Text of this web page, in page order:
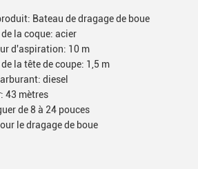
Bateau de dragage de boue
la coque: acier
d'aspiration: 10 m
la tête de coupe: 1,5 m
diesel
43 mètres
de 8 à 24 pouces
le dragage de boue